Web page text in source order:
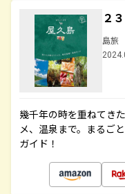
２
島旅
幾千年の時を重ねてき
メ、温泉まで。まるご
ガイド！